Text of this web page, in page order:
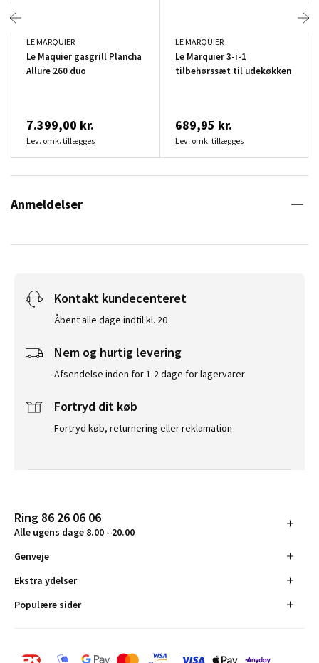
LE MARQUIER
Le Maquier gasgrill Plancha
Allure 260 duo
7.399,00 kr.
Lev. omk. tillægges
LE MARQUIER
Le Marquier 3-i-1
tilbehørssæt til udekøkken
689,95 kr.
Lev. omk. tillægges
Anmeldelser
Kontakt kundecenteret
Åbent alle dage indtil kl. 20
Nem og hurtig levering
Afsendelse inden for 1-2 dage for lagervarer
Fortryd dit køb
Fortryd køb, returnering eller reklamation
Ring 86 26 06 06
Alle ugens dage 8.00 - 20.00
Genveje
Ekstra ydelser
Populære sider